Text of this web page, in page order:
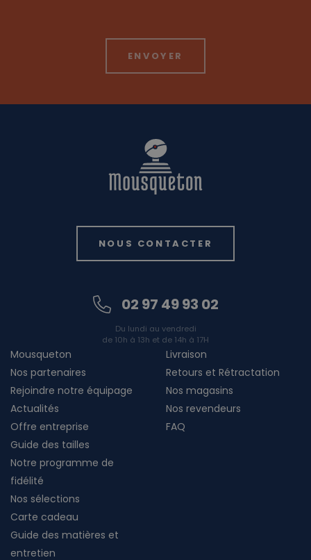
NOUS CONTACTER
02 97 49 93 02
Du lundi au vendredi
de 10h à 13h et de 14h à 17H
Mousqueton
Nos partenaires
Rejoindre notre équipage
Actualités
Offre entreprise
Livraison
Retours et Rétractation
Nos magasins
Nos revendeurs
FAQ
Guide des tailles
Notre programme de
fidélité
Nos sélections
Carte cadeau
Guide des matières et
entretien